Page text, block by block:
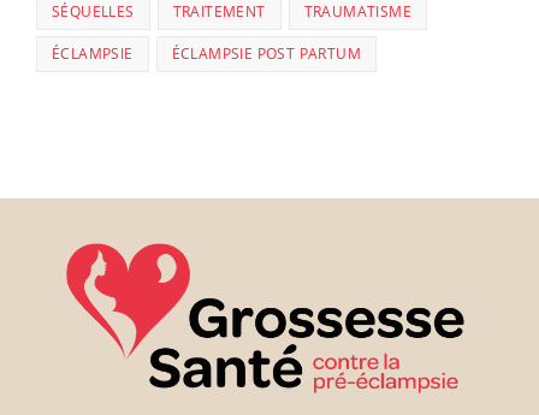
SÉQUELLES TRAITEMENT TRAUMATISME
ÉCLAMPSIE ÉCLAMPSIE POST PARTUM